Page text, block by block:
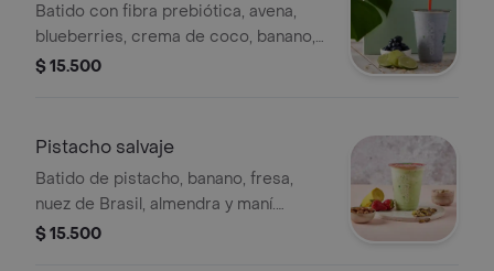
Batido con fibra prebiótica, avena,
blueberries, crema de coco, banano,
mora y limón. nuestras preparaciones
realizar modificaciones en los
$ 15.500
Pistacho salvaje
Batido de pistacho, banano, fresa,
nuez de Brasil, almendra y maní.
Tamaño a elección.
$ 15.500